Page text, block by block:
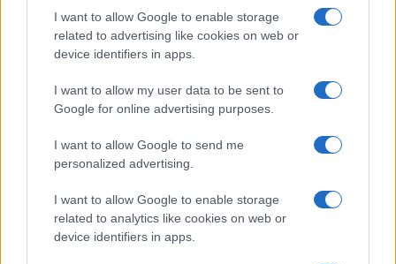
I want to allow Google to enable storage
related to advertising like cookies on web or
device identifiers in apps.
I want to allow my user data to be sent to
Google for online advertising purposes.
I want to allow Google to send me
personalized advertising.
I want to allow Google to enable storage
related to analytics like cookies on web or
device identifiers in apps.
FOCUS PMI